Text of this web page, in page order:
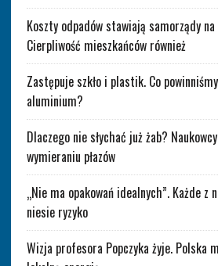
Koszty odpadów stawiają samorządy
Cierpliwość mieszkańców również
Zastępuje szkło i plastik. Co
aluminium?
Dlaczego nie słychać już żab?
wymieraniu płazów
„Nie ma opakowań idealnych”. Każde
niesie ryzyko
Wizja profesora Popczyka żyje. Polska